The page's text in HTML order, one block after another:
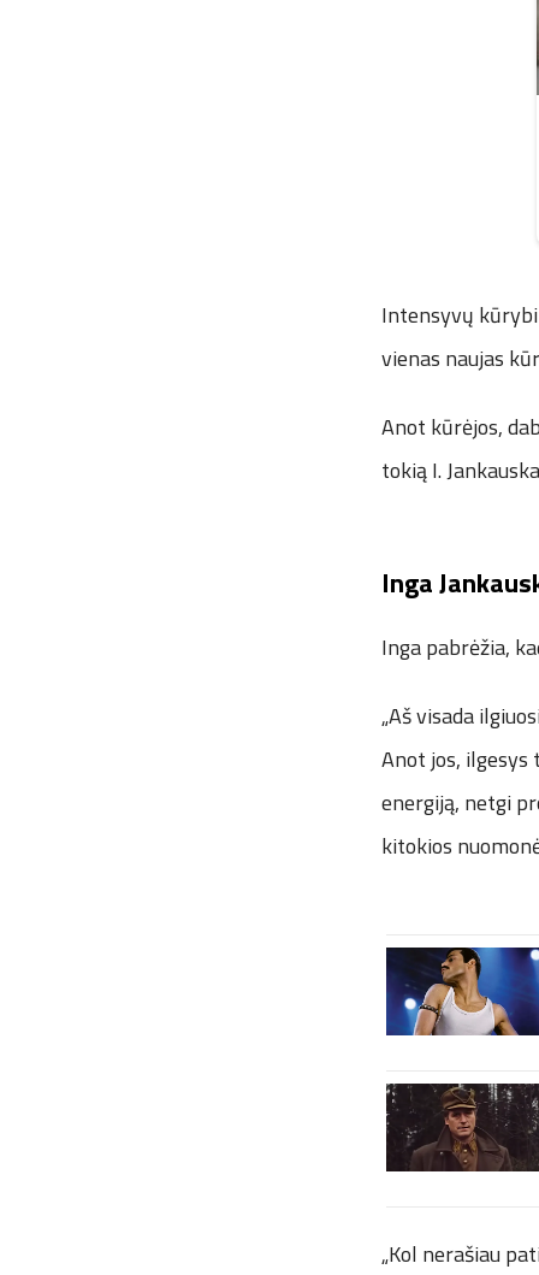
Intensyvų
vienas naujas
Anot kūrėjos,
tokią I.
Inga
Inga pabrėžia,
„Aš visada
Anot jos,
energiją, netgi
kitokios
„Kol nerašiau